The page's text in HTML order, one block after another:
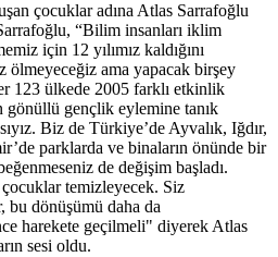
çocuklar adına Atlas Sarrafoğlu
“Bilim insanları iklim
için 12 yılımız kaldığını
ölmeyeceğiz ama yapacak birşey
123 ülkede 2005 farklı etkinlik
gönüllü gençlik eylemine tanık
Biz de Türkiye’de Ayvalık, Iğdır,
parklarda ve binaların önünde bir
de değişim başladı.
temizleyecek. Siz
bu dönüşümü daha da
harekete geçilmeli" diyerek Atlas
sesi oldu.